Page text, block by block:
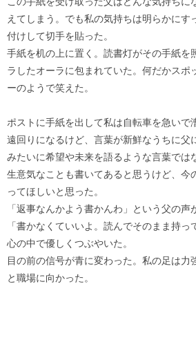
えてしまう。でも私の気持ちは明らかにす
付けして切手を貼った。
手紙を机の上に置く。読書灯がその手紙を
ラしたオーラに包まれていた。何だかスポ
ーのようで笑えた。
ポストに手紙を出して私は自転車を急いで
遠回りになるけど、言葉が新鮮なうちに父
みたいに希望や未来を語るような言葉では
生意気なことも書いてあると思うけど、今
ってほしいと思った。
「返事なんかよう書かんわ」という父の声
「書かなくていいよ。読んでそのまま持っ
心の中で優しくつぶやいた。
目の前の信号が青に変わった。私の足は力
と職場に向かった。